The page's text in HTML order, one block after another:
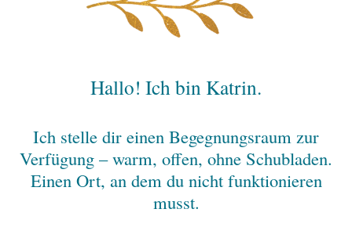
Hallo! Ich bin Katrin.
Ich stelle dir einen Begegnungsraum zur
Verfügung – warm, offen, ohne Schubladen.
Einen Ort, an dem du nicht funktionieren
musst.